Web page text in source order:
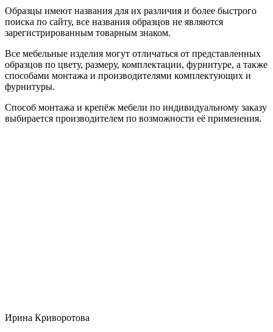
Образцы имеют названия для их различия и более быстрого
поиска по сайту, все названия образцов не являются
зарегистрированным товарным знаком.
Все мебельные изделия могут отличаться от представленных
образцов по цвету, размеру, комплектации, фурнитуре, а также
способами монтажа и производителями комплектующих и
фурнитуры.
Способ монтажа и крепёж мебели по индивидуальному заказу
выбирается производителем по возможности её применения.
Ирина Криворотова